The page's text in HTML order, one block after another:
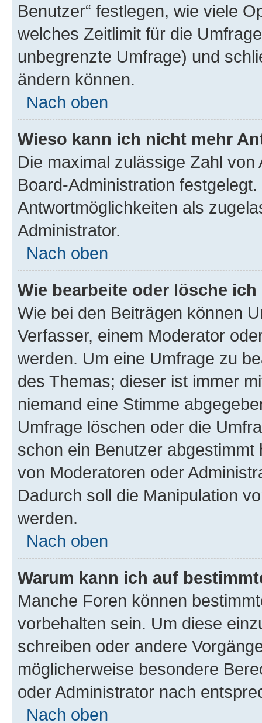
Benutzer“ festlegen, wie viele
welches Zeitlimit für die
unbegrenzte Umfrage) und
ändern können.
Nach oben
Wieso kann ich nicht mehr
Die maximal zulässige Zahl
Board-Administration
Antwortmöglichkeiten als
Administrator.
Nach oben
Wie bearbeite oder lösche
Wie bei den Beiträgen können
Verfasser, einem Moderator
werden. Um eine Umfrage zu
des Themas; dieser ist immer
niemand eine Stimme
Umfrage löschen oder die
schon ein Benutzer
von Moderatoren oder
Dadurch soll die Manipulation
werden.
Nach oben
Warum kann ich auf
Manche Foren können
vorbehalten sein. Um diese
schreiben oder andere
möglicherweise besondere
oder Administrator nach
Nach oben